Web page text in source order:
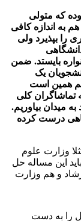
که متولی
به اندازه کافی
را بپذیرد ولی
بایستد. ضمن
یک
همین است
تماشاگران کلی
به میدان بیاوریم.
درست کرده
وزارت علوم
این مساله حل
و هم وزارت